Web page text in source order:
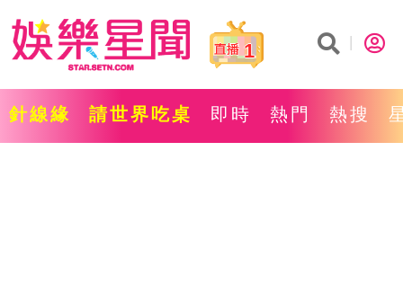
1
針線緣 請世界吃桌 即時 熱門 熱搜